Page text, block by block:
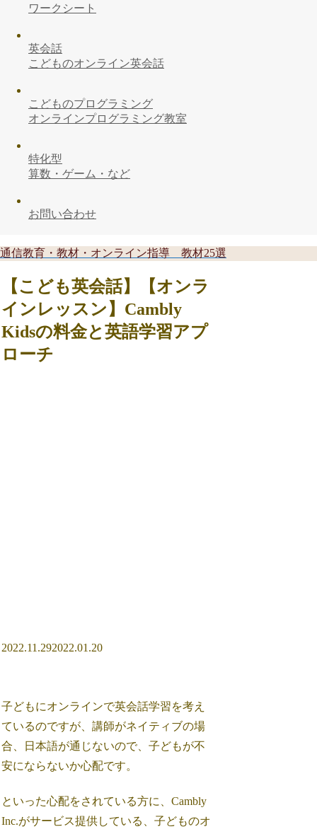
ワークシート
英会話
こどものオンライン英会話
こどものプログラミング
オンラインプログラミング教室
特化型
算数・ゲーム・など
お問い合わせ
通信教育・教材・オンライン指導 教材25選
【こども英会話】【オンラ
インレッスン】Cambly
Kidsの料金と英語学習アプ
ローチ
2022.11.292022.01.20
子どもにオンラインで英会話学習を考え
ているのですが、講師がネイティブの場
合、日本語が通じないので、子どもが不
安にならないか心配です。
といった心配をされている方に、Cambly
Inc.がサービス提供している、子どものオ